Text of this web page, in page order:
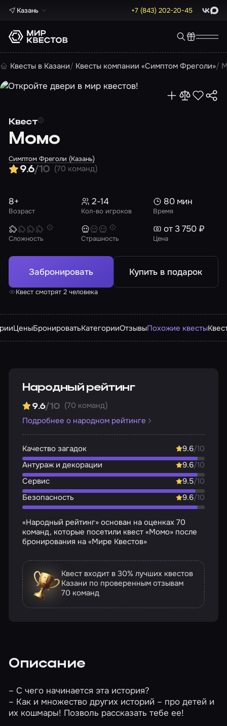
Казань +7 (843) 202-20-45 Max
Квесты в Казани Квесты компании «Симптом Фреголи»
Квест
Момо
Симптом Фреголи (Казань)
9.6/10 (70 команд)
Возраст
8+
Кол-во игроков
2-14
Время
80 мин
Сложность Страшность Цена
от 3 750 ₽
Забронировать Купить в подарок
Квест смотрят 2 человека
ЦеныБронироватьКатегорииОтзывыПохожие квесты
Народный рейтинг
9.6/10 (70 команд)
Подробнее о народном рейтинге
Качество загадок 9.6/10
Антураж и декорации
9.6/10
Сервис
9.5/10
Безопасность
9.6/10
«Народный рейтинг» основан на оценках 70
команд, которые посетили квест «Момо» после
бронирования на «Мире Квестов»
Квест входит в 30% лучших квестов
Казани по проверенным отзывам
70 команд
Описание
– С чего начинается эта история?
– Как и множество других историй – про детей и
их кошмары! Позволь рассказать тебе ее!